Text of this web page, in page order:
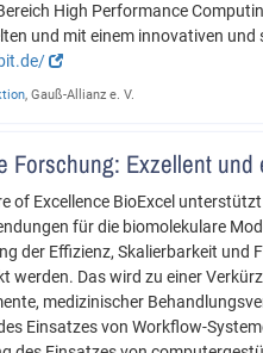
High Performance
und mit einem innovativen
, Gauß-Allianz e. V.
Forschung: Exzellent
of Excellence BioExcel
für die biomolekulare
der Effizienz, Skalierbarkeit
werden. Das wird zu einer
medizinischer
Einsatzes von Workflow-